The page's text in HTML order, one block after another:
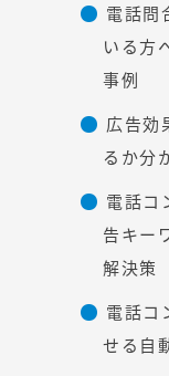
電話問
いる方
事例
広告効
るか分
電話コ
告キー
解決策
電話コ
せる自